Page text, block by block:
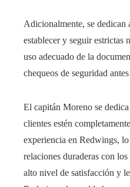
Adicionalmente, se dedican
establecer y seguir estrictas
uso adecuado de la
chequeos de seguridad
El capitán Moreno se
clientes estén
experiencia en Redwings,
relaciones duraderas con
alto nivel de satisfacción y